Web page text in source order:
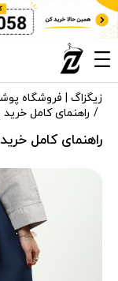
زیگزاگ | فروشگاه
راهنمای کامل
راهنمای کامل